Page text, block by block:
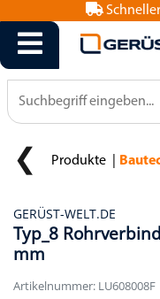
Produkte
GERÜST-WELT.DE
Typ_8
mm
Artikelnummer: LU608008F